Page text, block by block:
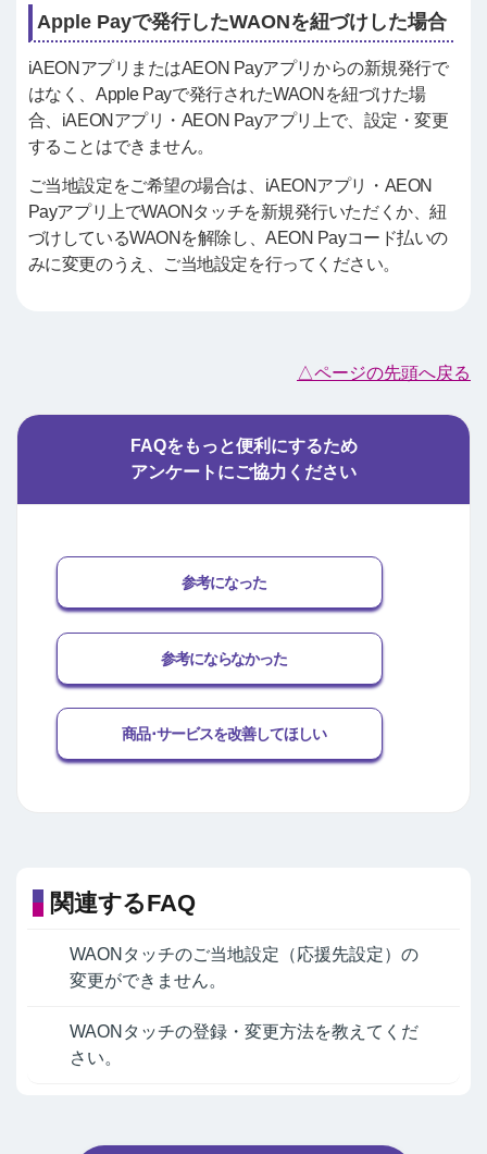
Apple Payで発行したWAONを紐づけした場合
iAEONアプリまたはAEON Payアプリからの新規発行で
はなく、Apple Payで発行されたWAONを紐づけた場
合、iAEONアプリ・AEON Payアプリ上で、設定・変更
することはできません。
ご当地設定をご希望の場合は、iAEONアプリ・AEON
Payアプリ上でWAONタッチを新規発行いただくか、紐
づけしているWAONを解除し、AEON Payコード払いの
みに変更のうえ、ご当地設定を行ってください。
△ページの先頭へ戻る
FAQをもっと便利にするため
アンケートにご協力ください
参考になった
参考にならなかった
商品･サービスを改善してほしい
関連するFAQ
WAONタッチのご当地設定（応援先設定）の
変更ができません。
WAONタッチの登録・変更方法を教えてくだ
さい。